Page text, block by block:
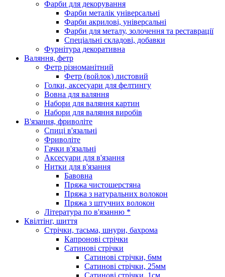
Фарби для декорування
Фарби металік універсальні
Фарби акрилові, універсальні
Фарби для металу, золочення та реставрації
Спеціальні складові, добавки
Фурнітура декоративна
Валяння, фетр
Фетр різноманітний
Фетр (войлок) листовий
Голки, аксесуари для фелтингу
Вовна для валяння
Набори для валяння картин
Набори для валяння виробів
В'язання, фриволіте
Спиці в'язальні
Фриволіте
Гачки в'язальні
Аксесуари для в'язання
Нитки для в'язання
Бавовна
Пряжа чистошерстяна
Пряжа з натуральних волокон
Пряжа з штучних волокон
Література по в'язанню *
Квілтінг, шиття
Стрічки, тасьма, шнури, бахрома
Капронові стрічки
Сатинові стрічки
Сатинові стрічки, 6мм
Сатинові стрічки, 25мм
Сатинові стрічки, 1см